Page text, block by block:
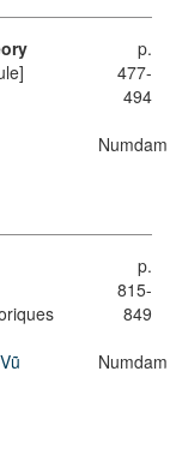
p.
477-
494
Numdam
p.
815-
849
Numdam